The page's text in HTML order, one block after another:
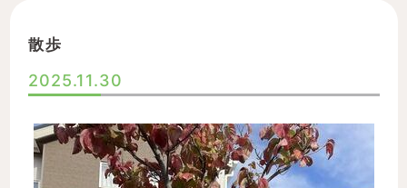
散歩
2025.11.30